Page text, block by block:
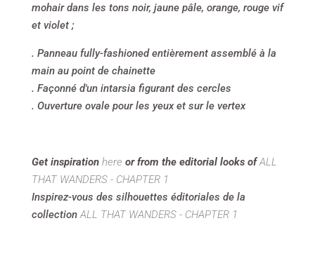
mohair dans les tons noir, jaune pâle, orange, rouge vif
et violet ;
. Panneau fully-fashioned entièrement assemblé à la
main au point de chainette
. Façonné d'un intarsia figurant des cercles
. Ouverture ovale pour les yeux et sur le vertex
Get inspiration here or from the editorial looks ofALL
THAT WANDERS - CHAPTER 1
Inspirez-vous des silhouettes éditoriales de la
collection ALL THAT WANDERS - CHAPTER 1